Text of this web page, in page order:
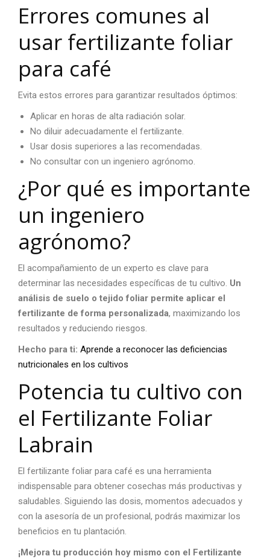
Errores comunes al
usar fertilizante foliar
para café
Evita estos errores para garantizar resultados óptimos:
Aplicar en horas de alta radiación solar.
No diluir adecuadamente el fertilizante.
Usar dosis superiores a las recomendadas.
No consultar con un ingeniero agrónomo.
¿Por qué es importante
un ingeniero
agrónomo?
El acompañamiento de un experto es clave para
determinar las necesidades específicas de tu cultivo. Un
análisis de suelo o tejido foliar permite aplicar el
fertilizante de forma personalizada, maximizando los
resultados y reduciendo riesgos.
Hecho para ti: Aprende a reconocer las deficiencias
nutricionales en los cultivos
Potencia tu cultivo con
el Fertilizante Foliar
Labrain
El fertilizante foliar para café es una herramienta
indispensable para obtener cosechas más productivas y
saludables. Siguiendo las dosis, momentos adecuados y
con la asesoría de un profesional, podrás maximizar los
beneficios en tu plantación.
¡Mejora tu producción hoy mismo con el Fertilizante